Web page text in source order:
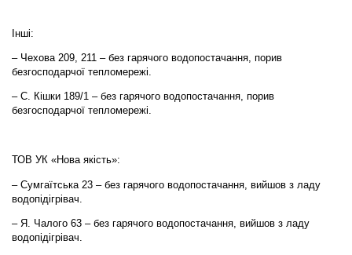
Інші:
– Чехова 209, 211 – без гарячого водопостачання, порив
безгосподарчої тепломережі.
– С. Кішки 189/1 – без гарячого водопостачання, порив
безгосподарчої тепломережі.
ТОВ УК «Нова якість»:
– Сумгаїтська 23 – без гарячого водопостачання, вийшов з ладу
водопідігрівач.
– Я. Чалого 63 – без гарячого водопостачання, вийшов з ладу
водопідігрівач.